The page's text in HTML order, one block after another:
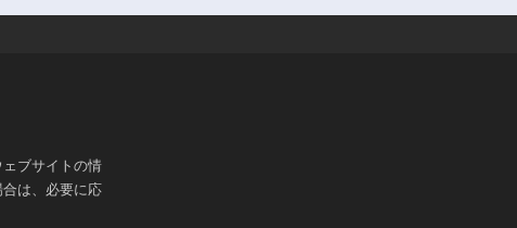
ブサイトの情
は、必要に応